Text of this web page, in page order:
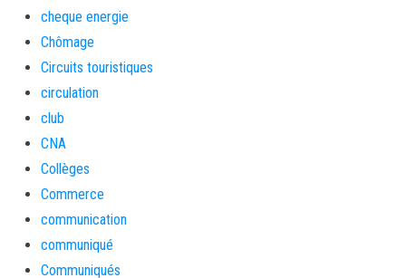
cheque energie
Chômage
Circuits touristiques
circulation
club
CNA
Collèges
Commerce
communication
communiqué
Communiqués